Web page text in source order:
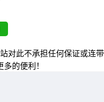
对此不承担任何保证或连带
的便利！